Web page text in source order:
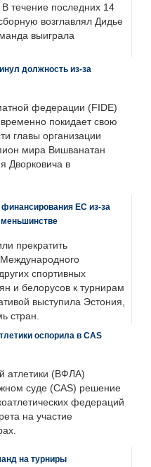
течение последних 14
возглавлял Дидье
выиграла
должность из-за
федерации (FIDE)
покидает свою
главы организации
мира Вишванатан
Дворковича в
ЕС из-за
меньшинстве
прекратить
спортивных
и белорусов к турнирам
выступила Эстония,
стран.
оспорила в CAS
атлетики (ВФЛА)
суде (CAS) решение
федераций
на участие
на турниры